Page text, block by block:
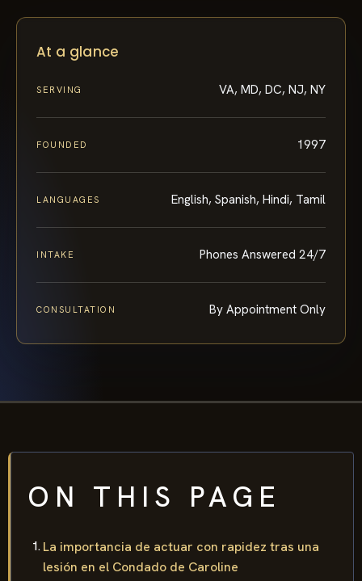
At a glance
SERVING VA, MD, DC, NJ, NY
FOUNDED 1997
LANGUAGES English, Spanish, Hindi, Tamil
INTAKE Phones Answered 24/7
CONSULTATION By Appointment Only
ON THIS PAGE
La importancia de actuar con rapidez tras una
lesión en el Condado de Caroline